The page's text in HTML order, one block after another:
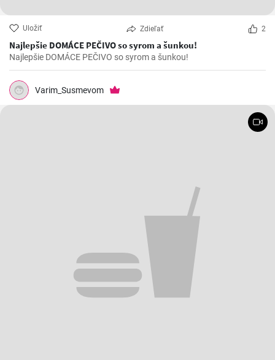
Uložiť Zdieľať 2
Najlepšie DOMÁCE PEČIVO so syrom a šunkou!
Najlepšie DOMÁCE PEČIVO so syrom a šunkou!
Varim_Susmevom